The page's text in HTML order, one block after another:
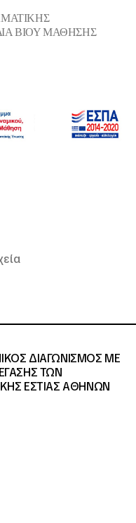
ΒΙΟΥ ΜΑΘΗΣΗΣ
ΔΙΑΓΩΝΙΣΜΟΣ ΜΕ
ΤΩΝ
ΕΣΤΙΑΣ ΑΘΗΝΩΝ